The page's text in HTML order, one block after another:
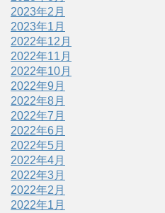
2023年2月
2023年1月
2022年12月
2022年11月
2022年10月
2022年9月
2022年8月
2022年7月
2022年6月
2022年5月
2022年4月
2022年3月
2022年2月
2022年1月